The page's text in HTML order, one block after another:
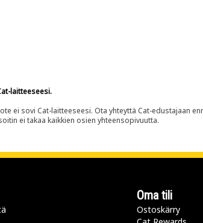
laitteeseesi.
ei sovi Cat-laitteeseesi. Ota yhteyttä Cat-edustajaan
ei takaa kaikkien osien yhteensopivuutta.
Oma tili
Ostoskärry